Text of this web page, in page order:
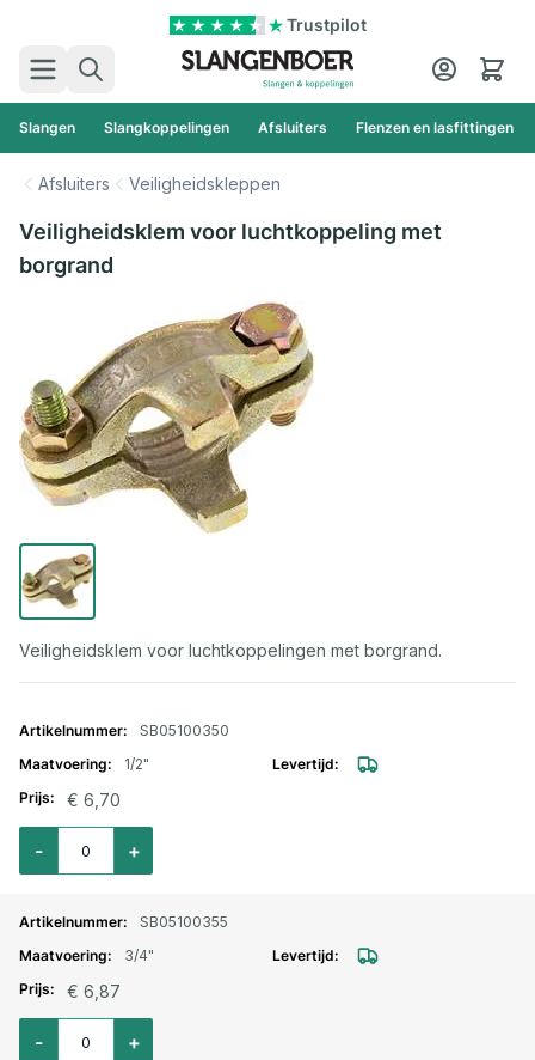
Trustpilot
Zoek
Cart
Slangen Slangkoppelingen Afsluiters Flenzen en lasfittingen
Afsluiters Veiligheidskleppen
Veiligheidsklem voor luchtkoppeling met
borgrand
Veiligheidsklem voor luchtkoppelingen met borgrand.
SB05100350
1/2"
€ 6,70
Aantal voor Veiligheidsklem voor luchtkoppeling met borgrand 1/2" / 22-
+
-
SB05100355
3/4"
€ 6,87
Aantal voor Veiligheidsklem voor luchtkoppeling met borgrand 3/4" / 28-
+
-